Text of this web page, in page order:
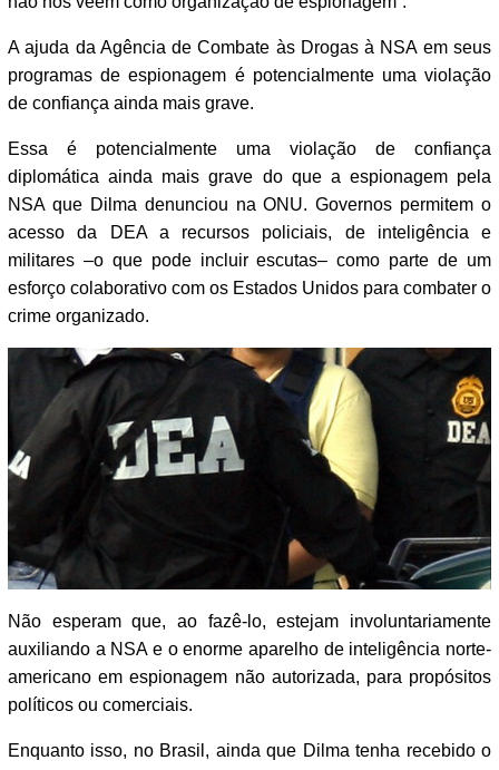
A ajuda da Agência de Combate às Drogas à NSA em seus
programas de espionagem é potencialmente uma violação
de confiança ainda mais grave.
Essa é potencialmente uma violação de confiança
diplomática ainda mais grave do que a espionagem pela
NSA que Dilma denunciou na ONU. Governos permitem o
acesso da DEA a recursos policiais, de inteligência e
militares –o que pode incluir escutas– como parte de um
esforço colaborativo com os Estados Unidos para combater o
crime organizado.
Não esperam que, ao fazê-lo, estejam involuntariamente
auxiliando a NSA e o enorme aparelho de inteligência norte-
americano em espionagem não autorizada, para propósitos
políticos ou comerciais.
Enquanto isso, no Brasil, ainda que Dilma tenha recebido o